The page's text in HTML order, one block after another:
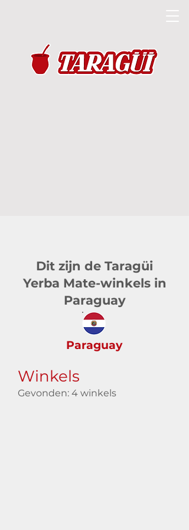
Dit zijn de Taragüi
Yerba Mate-winkels in
Paraguay
Paraguay
Winkels
Gevonden: 4 winkels